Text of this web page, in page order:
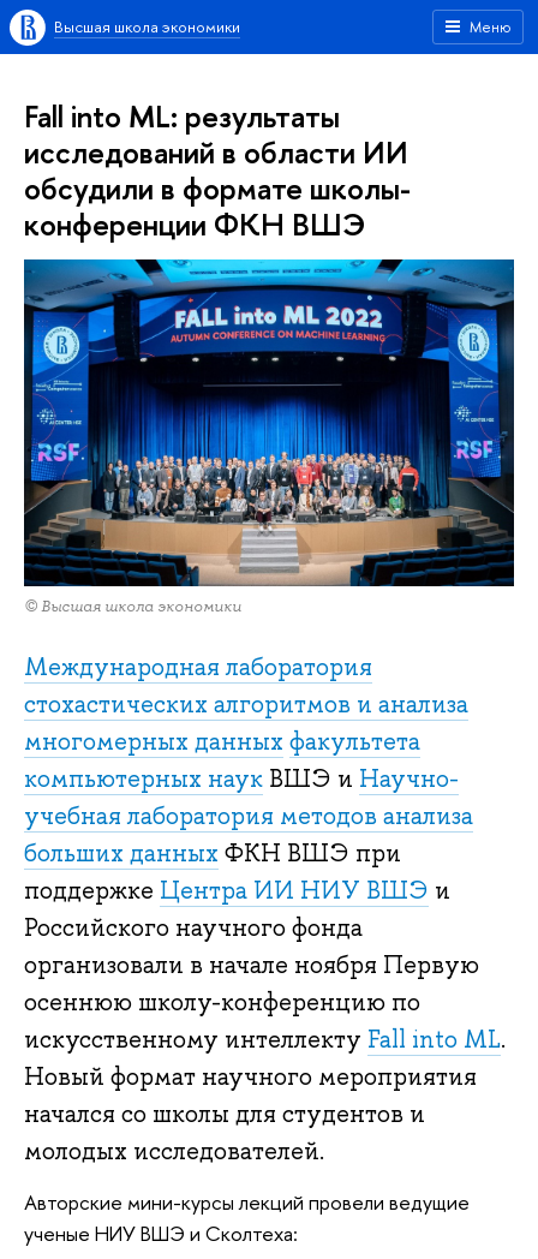
Меню
Высшая школа экономики
Fall into ML: результаты
исследований в области ИИ
обсудили в формате школы-
конференции ФКН ВШЭ
© Высшая школа экономики
Международная лаборатория
стохастических алгоритмов и анализа
многомерных данных факультета
компьютерных наук ВШЭ и Научно-
учебная лаборатория методов анализа
больших данных ФКН ВШЭ при
поддержке Центра ИИ НИУ ВШЭ и
Российского научного фонда
организовали в начале ноября Первую
осеннюю школу-конференцию по
искусственному интеллекту Fall into ML.
Новый формат научного мероприятия
начался со школы для студентов и
молодых исследователей.
Авторские мини-курсы лекций провели ведущие
ученые НИУ ВШЭ и Сколтеха: